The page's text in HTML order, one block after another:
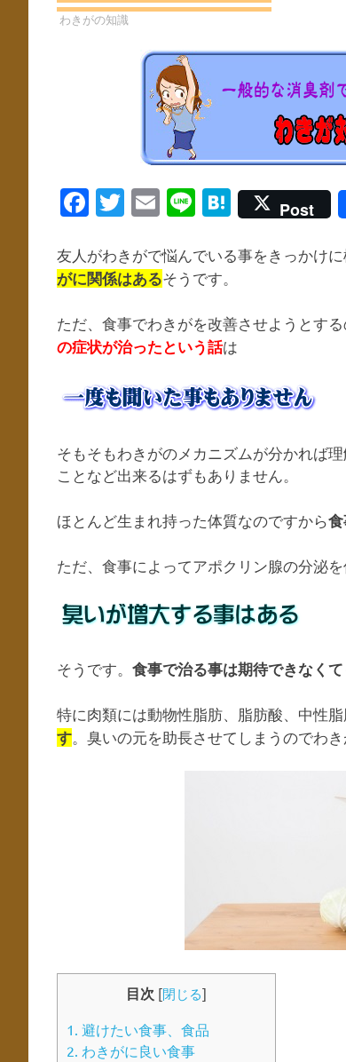
ワキガ
わきがの知識
Facebook
Twitter
Email
LineHatena
Post
友人がわきがで悩んでいる事をきっかけ
がに関係はあるそうです。
ただ、食事でわきがを改善させようとす
の症状が治ったという話は
そもそもわきがのメカニズムが分かれば
ことなど出来るはずもありません。
ほとんど生まれ持った体質なのですから
ただ、食事によってアポクリン腺の分泌
そうです。 食事で治る事は期待できなく
特に肉類には動物性脂肪、脂肪酸、中性
す 。臭いの元を助長させてしまうのでわ
目次 [閉じる]
1. 避けたい食事、食品
2. わきがに良い食事